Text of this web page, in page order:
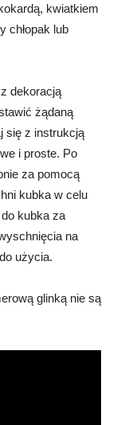
kwiatkiem
chłopak lub
dekoracją
żądaną
się z instrukcją
i proste. Po
za pomocą
kubka w celu
kubka za
na
użycia.
glinką nie są